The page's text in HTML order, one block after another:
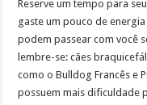
Reserve um tempo para
gaste um pouco de
podem passear com você
lembre-se: cães
como o Bulldog Francês e
possuem mais dificuldade